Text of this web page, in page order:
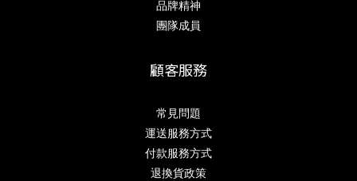
品牌精神
團隊成員
顧客服務
常見問題
運送服務方式
付款服務方式
退換貨政策